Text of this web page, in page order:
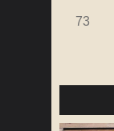
73